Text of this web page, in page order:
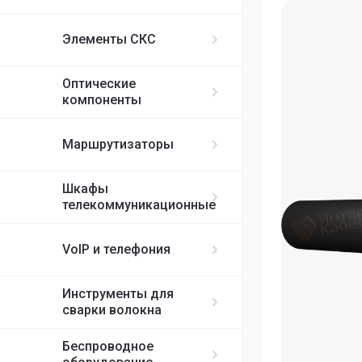
H3C
Элементы СКС
Оптические
компоненты
Маршрутизаторы
Шкафы
телекоммуникационные
VoIP и телефония
Инструменты для
сварки волокна
Беспроводное